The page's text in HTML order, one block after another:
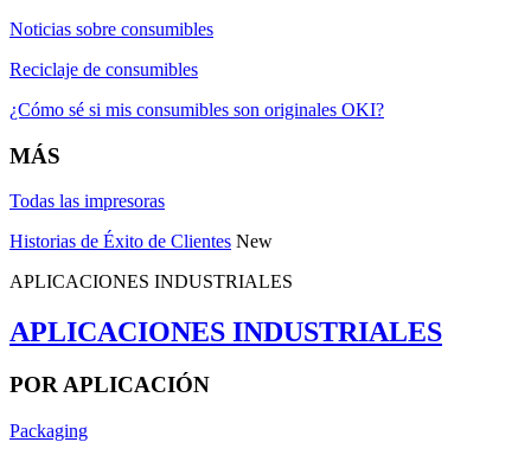
Noticias sobre consumibles
Reciclaje de consumibles
¿Cómo sé si mis consumibles son originales OKI?
MÁS
Todas las impresoras
Historias de Éxito de Clientes New
APLICACIONES INDUSTRIALES
APLICACIONES INDUSTRIALES
POR APLICACIÓN
Packaging